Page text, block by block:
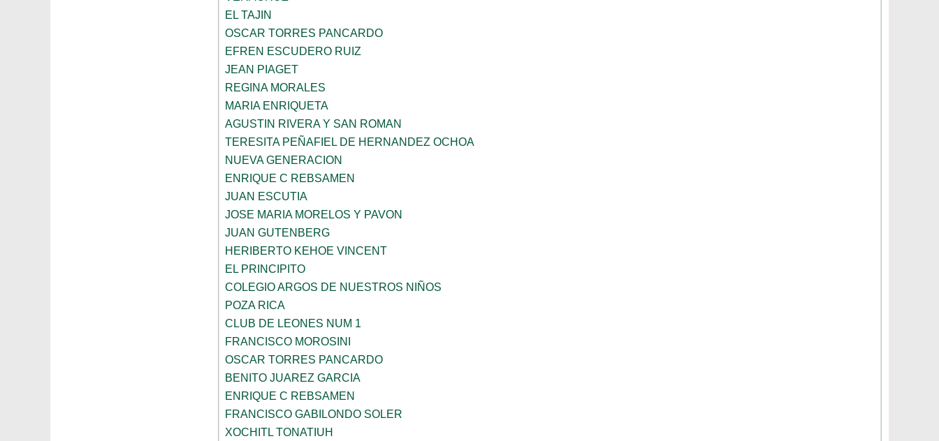
EL TAJIN
OSCAR TORRES PANCARDO
EFREN ESCUDERO RUIZ
JEAN PIAGET
REGINA MORALES
MARIA ENRIQUETA
AGUSTIN RIVERA Y SAN ROMAN
TERESITA PEÑAFIEL DE HERNANDEZ OCHOA
NUEVA GENERACION
ENRIQUE C REBSAMEN
JUAN ESCUTIA
JOSE MARIA MORELOS Y PAVON
JUAN GUTENBERG
HERIBERTO KEHOE VINCENT
EL PRINCIPITO
COLEGIO ARGOS DE NUESTROS NIÑOS
POZA RICA
CLUB DE LEONES NUM 1
FRANCISCO MOROSINI
OSCAR TORRES PANCARDO
BENITO JUAREZ GARCIA
ENRIQUE C REBSAMEN
FRANCISCO GABILONDO SOLER
XOCHITL TONATIUH